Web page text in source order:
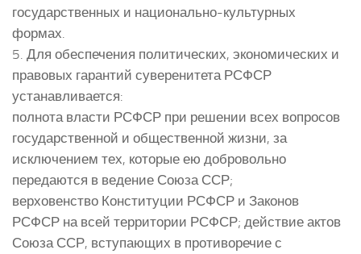
государственных и национально-культурных
формах.
5. Для обеспечения политических, экономических и
правовых гарантий суверенитета РСФСР
устанавливается:
полнота власти РСФСР при решении всех вопросов
государственной и общественной жизни, за
исключением тех, которые ею добровольно
передаются в ведение Союза ССР;
верховенство Конституции РСФСР и Законов
РСФСР на всей территории РСФСР; действие актов
Союза ССР, вступающих в противоречие с